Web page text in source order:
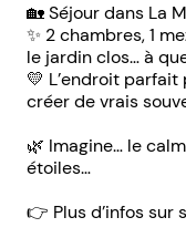
🏡 Séjour dans La
✨ 2 chambres, 1
le jardin clos… à
💛 L’endroit
créer de vrais
🌿 Imagine… le
étoiles…
👉 Plus d’infos sur